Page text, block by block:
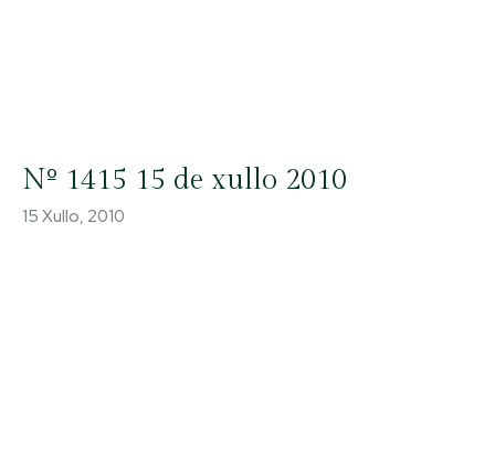
Nº 1415 15 de xullo 2010
15 Xullo, 2010